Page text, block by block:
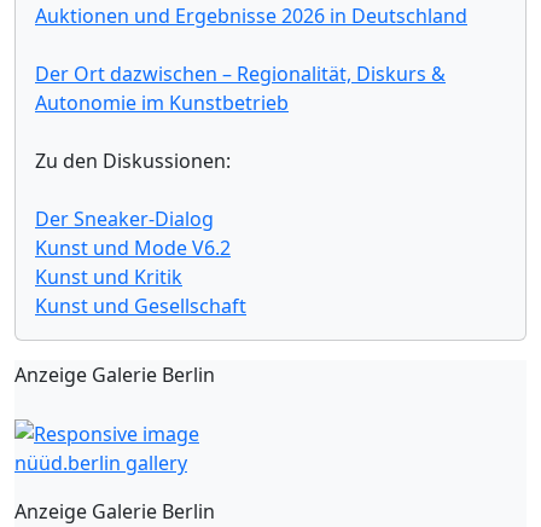
Auktionen und Ergebnisse 2026 in Deutschland
Der Ort dazwischen – Regionalität, Diskurs &
Autonomie im Kunstbetrieb
Zu den Diskussionen:
Der Sneaker-Dialog
Kunst und Mode V6.2
Kunst und Kritik
Kunst und Gesellschaft
Anzeige Galerie Berlin
nüüd.berlin gallery
Anzeige Galerie Berlin